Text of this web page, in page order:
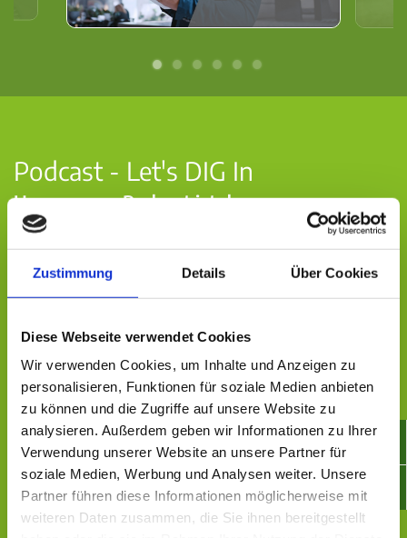
Zustimmung Details Über Cookies
Diese Webseite verwendet Cookies
Wir verwenden Cookies, um Inhalte und Anzeigen zu
personalisieren, Funktionen für soziale Medien anbieten
zu können und die Zugriffe auf unsere Website zu
analysieren. Außerdem geben wir Informationen zu Ihrer
Verwendung unserer Website an unsere Partner für
soziale Medien, Werbung und Analysen weiter. Unsere
Partner führen diese Informationen möglicherweise mit
weiteren Daten zusammen, die Sie ihnen bereitgestellt
Podcast - Let's DIG In
Unser neuer Podcast ist da.
Wie gelingt Digitalisierung wirklich? Wie
werden Prozesse effizienter, Systeme sinnvoll
eingesetzt und Veränderung machbar gemacht?
Management, Change Management, digitale
Plattformen, IT-Implementierungen und mehr.
DIG entwickelt Softwarelösungen, die
Unternehmen weiterbringen und in diesem
Podcast teilen wir unsere Erfahrungen,